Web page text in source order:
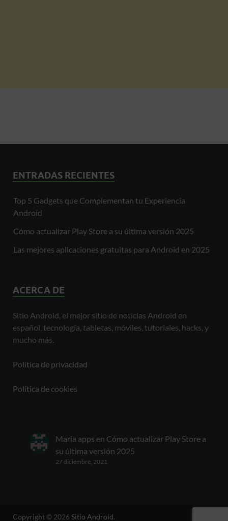
ENTRADAS RECIENTES
Top 5 Gadgets que Complementan tu Experiencia
Android
Cómo actualizar Play Store a su última versión 2025
Las mejores aplicaciones gratuitas para Android en 2025
ACERCA DE
Sitio Android, el mejor sitio de noticias Android en
español, tecnología, tabletas, móviles, tutoriales, hacks, y
mucho más.
Política de privacidad
Política de cookies
Maria apps en Cómo actualizar Play Store a
su última versión 2025
27 diciembre, 2021
Copyright © 2026 Sitio Android.